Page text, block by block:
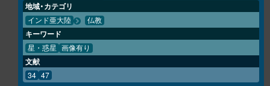
地域・カテゴリ
インド亜大陸 仏教
キーワード
星・惑星 画像有り
文献
34 47